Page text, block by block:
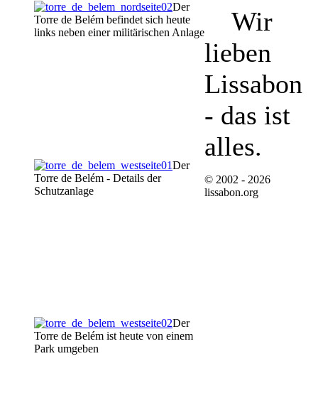
Der
Torre de Belém befindet sich heute
links neben einer militärischen Anlage
Der
Torre de Belém - Details der
Schutzanlage
Der
Torre de Belém ist heute von einem
Park umgeben
Wir
lieben
Lissabon
- das ist
alles.
© 2002 - 2026
lissabon.org